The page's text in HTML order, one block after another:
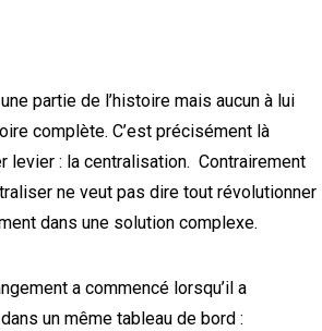
partie de l’histoire mais aucun à lui
complète. C’est précisément là
levier : la centralisation. Contrairement
ne veut pas dire tout révolutionner
dans une solution complexe.
a commencé lorsqu’il a
un même tableau de bord :